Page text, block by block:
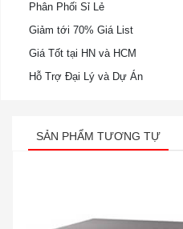
Phân Phối Sỉ Lẻ
Giảm tới 70% Giá List
Giá Tốt tại HN và HCM
Hỗ Trợ Đại Lý và Dự Án
SẢN PHẨM TƯƠNG TỰ